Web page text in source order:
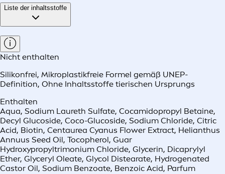
Liste der inhaltsstoffe
Nicht enthalten
Silikonfrei, Mikroplastikfreie Formel gemäß UNEP-
Definition, Ohne Inhaltsstoffe tierischen Ursprungs
Enthalten
Aqua, Sodium Laureth Sulfate, Cocamidopropyl Betaine,
Decyl Glucoside, Coco-Glucoside, Sodium Chloride, Citric
Acid, Biotin, Centaurea Cyanus Flower Extract, Helianthus
Annuus Seed Oil, Tocopherol, Guar
Hydroxypropyltrimonium Chloride, Glycerin, Dicaprylyl
Ether, Glyceryl Oleate, Glycol Distearate, Hydrogenated
Castor Oil, Sodium Benzoate, Benzoic Acid, Parfum